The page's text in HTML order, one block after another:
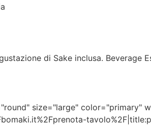
di Sake inclusa. Beverage
size="large" color="primary"